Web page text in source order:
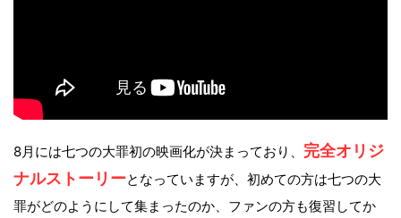
8月には七つの大罪初の映画化が決まっており、 完全オリジ
ナルストーリーとなっていますが、初めての方は七つの大
罪がどのようにして集まったのか、ファンの方も復習してか